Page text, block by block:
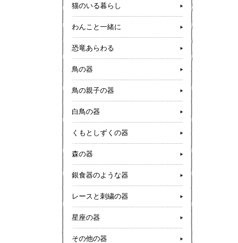
猫のいる暮らし
わんこと一緒に
恐竜あらわる
鳥の器
鳥の親子の器
白鳥の器
くもとしずくの器
森の器
銀食器のような器
レースと刺繍の器
星座の器
その他の器